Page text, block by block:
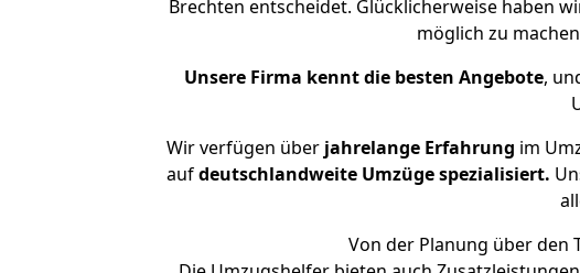
Brechten entscheidet. Glücklicherweise haben
möglich zu
Unsere Firma kennt die besten Angebote,
Wir verfügen überjahrelange Erfahrung im
aufdeutschlandweite Umzüge spezialisiert.
Von der Planung über den